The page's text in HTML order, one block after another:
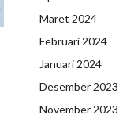
Maret 2024
Februari 2024
Januari 2024
Desember 2023
November 2023